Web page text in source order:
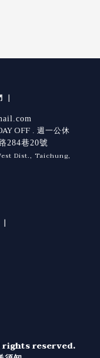
OFF . 週一公休
284巷20號
Dist., Taichung,
reserved.